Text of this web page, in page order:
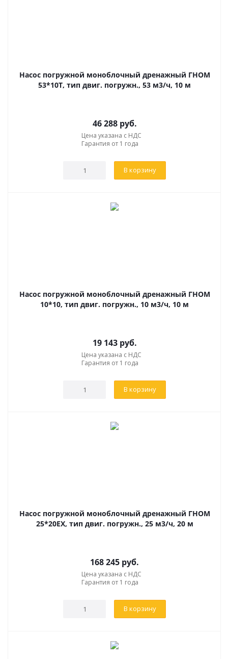
Насос погружной моноблочный дренажный ГНОМ
53*10Т, тип двиг. погружн., 53 м3/ч, 10 м
46 288руб.
Цена указана с НДС
Гарантия от 1 года
В корзину
Насос погружной моноблочный дренажный ГНОМ
10*10, тип двиг. погружн., 10 м3/ч, 10 м
19 143руб.
Цена указана с НДС
Гарантия от 1 года
В корзину
Насос погружной моноблочный дренажный ГНОМ
25*20ЕХ, тип двиг. погружн., 25 м3/ч, 20 м
168 245 руб.
Цена указана с НДС
Гарантия от 1 года
В корзину